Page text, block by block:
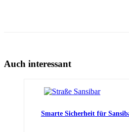
Auch interessant
Smarte Sicherheit für